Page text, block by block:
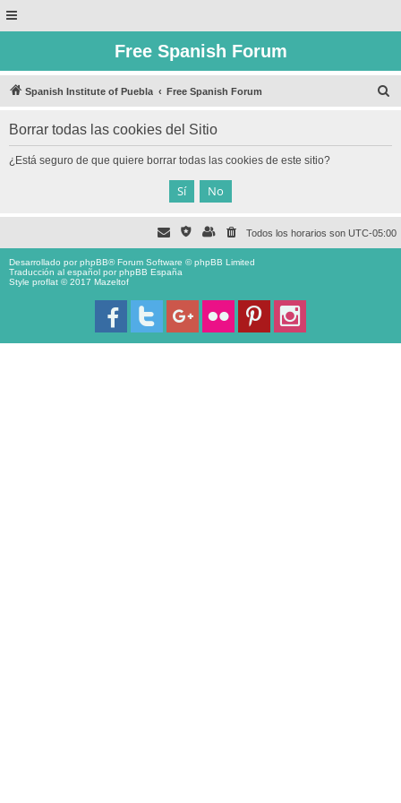
Free Spanish Forum
Spanish Institute of Puebla Free Spanish Forum
Borrar todas las cookies del Sitio
¿Está seguro de que quiere borrar todas las cookies de este sitio?
Todos los horarios son UTC-05:00
Desarrollado porphpBB® Forum Software © phpBB Limited
Traducción al español porphpBB España
Style proflat © 2017 Mazeltof